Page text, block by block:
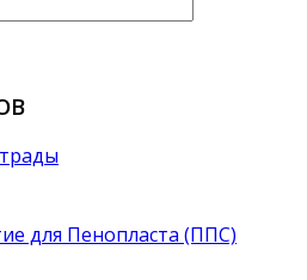
для Пенопласта (ППС)